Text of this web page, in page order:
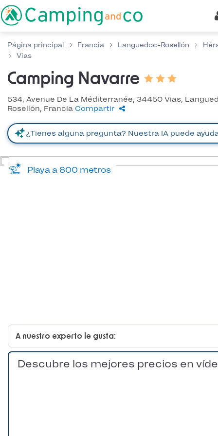
Página principal Francia Languedoc-Rosellón
Vias
Camping Navarre
534, Avenue De La Méditerranée, 34450 Vias,
Rosellón, Francia Compartir
A nuestro experto le gusta:
Playa a 800 metros
Descubre los mejores precios en